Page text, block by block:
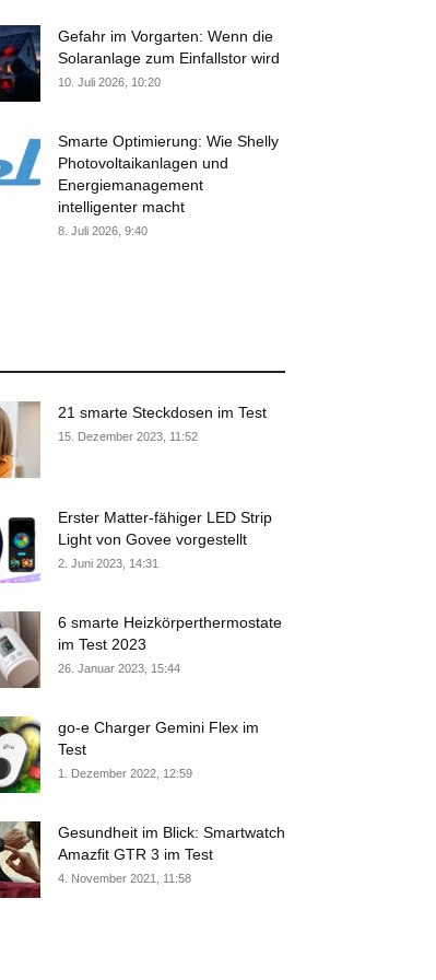
Gefahr im Vorgarten: Wenn die
Solaranlage zum Einfallstor wird
10. Juli 2026, 10:20
Smarte Optimierung: Wie Shelly
Photovoltaikanlagen und
Energiemanagement
intelligenter macht
8. Juli 2026, 9:40
21 smarte Steckdosen im Test
15. Dezember 2023, 11:52
Erster Matter-fähiger LED Strip
Light von Govee vorgestellt
2. Juni 2023, 14:31
6 smarte Heizkörperthermostate
im Test 2023
26. Januar 2023, 15:44
go-e Charger Gemini Flex im
Test
1. Dezember 2022, 12:59
Gesundheit im Blick: Smartwatch
Amazfit GTR 3 im Test
4. November 2021, 11:58